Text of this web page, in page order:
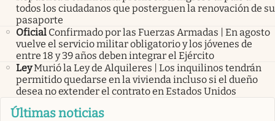
todos los ciudadanos que posterguen la renovación de su
pasaporte
Oficial Confirmado por las Fuerzas Armadas | En agosto
vuelve el servicio militar obligatorio y los jóvenes de
entre 18 y 39 años deben integrar el Ejército
LeyMurió la Ley de Alquileres | Los inquilinos tendrán
permitido quedarse en la vivienda incluso si el dueño
desea no extender el contrato en Estados Unidos
Últimas noticias